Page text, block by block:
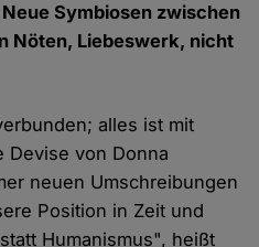
Symbiosen zwischen
Nöten, Liebeswerk, nicht
alles ist mit
Devise von Donna
neuen Umschreibungen
Position in Zeit und
Humanismus", heißt